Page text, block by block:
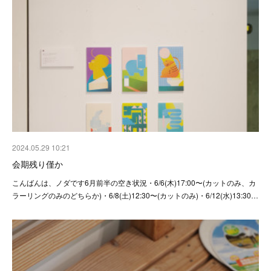
2024.05.29 10:21
会期残り僅か
こんばんは、ノダです6月前半の空き状況・6/6(木)17:00〜(カットのみ、カ
ラーリングのみのどちらか)・6/8(土)12:30〜(カットのみ)・6/12(水)13:30…